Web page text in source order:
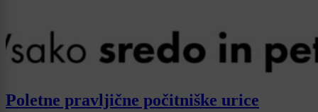
Poletne pravljične počitniške urice